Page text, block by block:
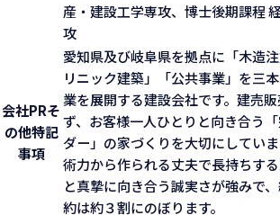
産・建設工学専攻、博士後期課程
攻
会社PRそ
の他特記
事項
愛知県及び岐阜県を拠点に「木造
リニック建築」「公共事業」を三
業を展開する建設会社です。建売
ず、お客様一人ひとりと向き合う
ダー」の家づくりを大切にしてい
術力から作られる丈夫で長持ちす
と真摯に向き合う誠実さが強みで
約は約３割にのぼります。